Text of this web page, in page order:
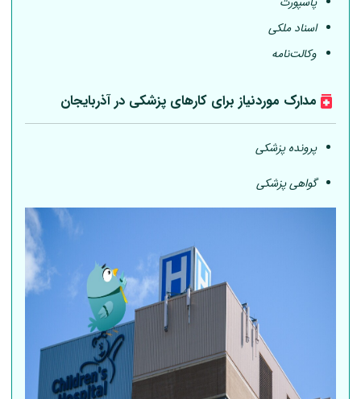
اسناد ملکی
وکالت‌نامه
مدارک موردنیاز برای کارهای پزشکی در آذربایجان
پرونده پزشکی
گواهی پزشکی